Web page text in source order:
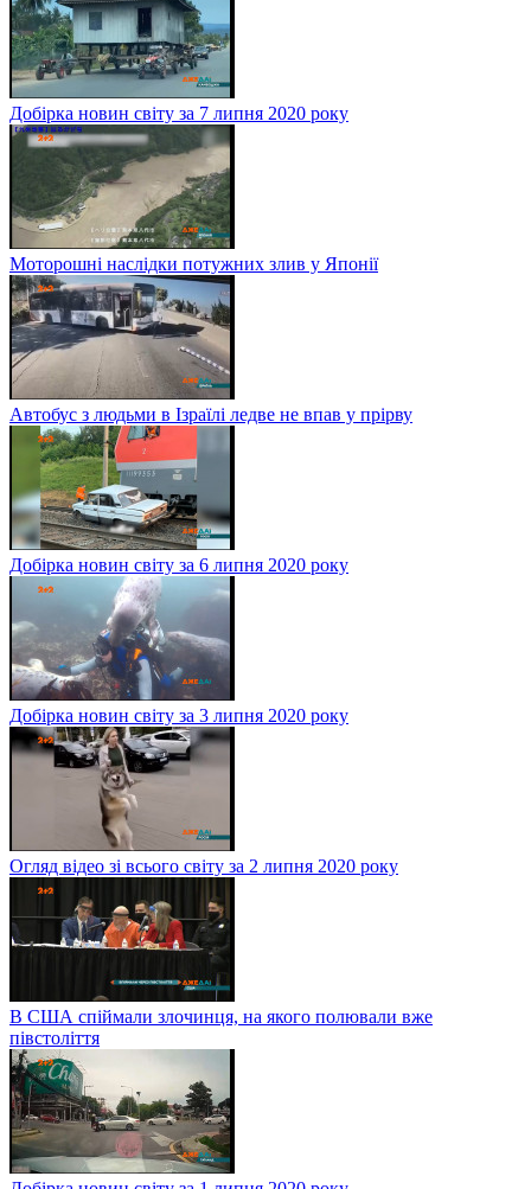
Добірка новин світу за 7 липня 2020 року
Моторошні наслідки потужних злив у Японії
Автобус з людьми в Ізраїлі ледве не впав у прірву
Добірка новин світу за 6 липня 2020 року
Добірка новин світу за 3 липня 2020 року
Огляд відео зі всього світу за 2 липня 2020 року
В США спіймали злочинця, на якого полювали вже
півстоліття